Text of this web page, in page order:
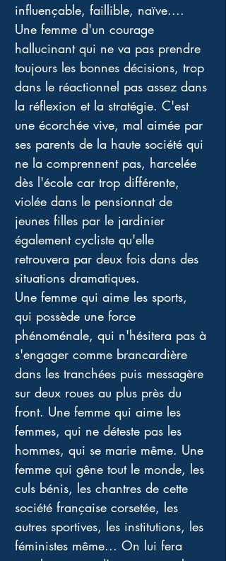
influençable, faillible, naïve....
Une femme d'un courage
hallucinant qui ne va pas prendre
toujours les bonnes décisions, trop
dans le réactionnel pas assez dans
la réflexion et la stratégie. C'est
une écorchée vive, mal aimée par
ses parents de la haute société qui
ne la comprennent pas, harcelée
dès l'école car trop différente,
violée dans le pensionnat de
jeunes filles par le jardinier
également cycliste qu'elle
retrouvera par deux fois dans des
situations dramatiques.
Une femme qui aime les sports,
qui possède une force
phénoménale, qui n'hésitera pas à
s'engager comme brancardière
dans les tranchées puis messagère
sur deux roues au plus près du
front. Une femme qui aime les
femmes, qui ne déteste pas les
hommes, qui se marie même. Une
femme qui gêne tout le monde, les
culs bénis, les chantres de cette
société française corsetée, les
autres sportives, les institutions, les
féministes même... On lui fera